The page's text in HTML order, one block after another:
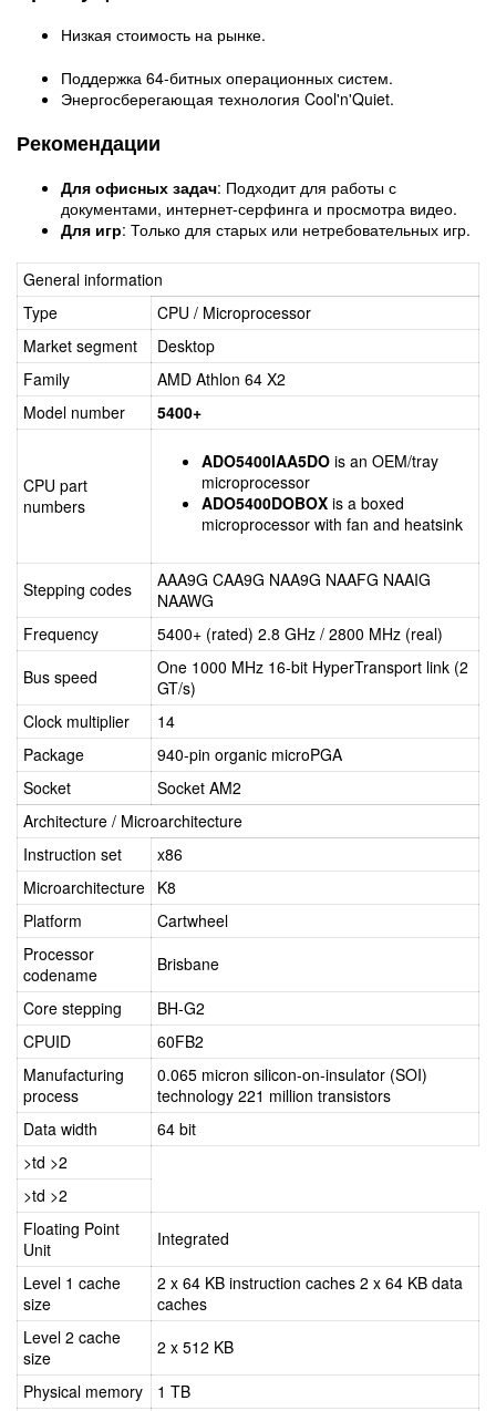
Низкая стоимость на рынке.
Поддержка 64-битных операционных систем.
Энергосберегающая технология Cool'n'Quiet.
Рекомендации
Для офисных задач: Подходит для работы с
документами, интернет-серфинга и просмотра видео.
Для игр: Только для старых или нетребовательных игр.
General information
Type
CPU / Microprocessor
Market segment
Desktop
Family
AMD Athlon 64 X2
Model number
5400+
CPU part
numbers
ADO5400IAA5DO is an OEM/tray
microprocessor
ADO5400DOBOX is a boxed
microprocessor with fan and heatsink
Stepping codes
AAA9G CAA9G NAA9G NAAFG NAAIG
NAAWG
Frequency
5400+ (rated) 2.8 GHz / 2800 MHz (real)
Bus speed
One 1000 MHz 16-bit HyperTransport link (2
GT/s)
Clock multiplier
14
Package
940-pin organic microPGA
Socket
Socket AM2
Architecture / Microarchitecture
Instruction set
x86
Microarchitecture K8
Platform
Cartwheel
Processor
codename
Brisbane
Core stepping
BH-G2
CPUID
60FB2
Manufacturing
process
0.065 micron silicon-on-insulator (SOI)
technology 221 million transistors
Data width
64 bit
>td >2
>td >2
Floating Point
Unit
Integrated
Level 1 cache
size
2 x 64 KB instruction caches 2 x 64 KB data
caches
Level 2 cache
size
2 x 512 KB
Physical memory
1 TB